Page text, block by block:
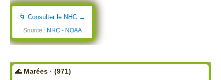
🌀 Consulter le NHC →
Source : NHC - NOAA
🌊 Marées · (971)